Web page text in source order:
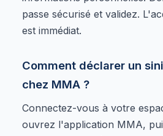
passe sécurisé et validez.
est immédiat.
Comment déclarer un
chez MMA ?
Connectez-vous à votre
ouvrez l'application MMA,